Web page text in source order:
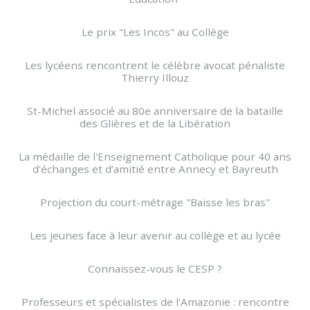
Le prix "Les Incos" au Collège
Les lycéens rencontrent le célèbre avocat pénaliste
Thierry Illouz
St-Michel associé au 80e anniversaire de la bataille
des Glières et de la Libération
La médaille de l'Enseignement Catholique pour 40 ans
d'échanges et d’amitié entre Annecy et Bayreuth
Projection du court-métrage "Baisse les bras"
Les jeunes face à leur avenir au collège et au lycée
Connaissez-vous le CESP ?
Professeurs et spécialistes de l’Amazonie : rencontre